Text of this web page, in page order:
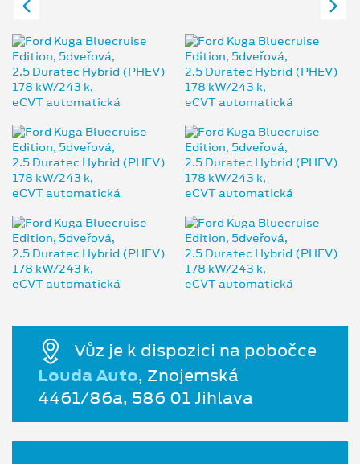
Vůz je k dispozici na pobočce
Louda Auto, Znojemská
4461/86a, 586 01 Jihlava